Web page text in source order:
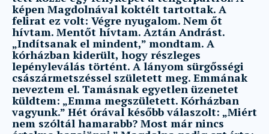
képen Magdolnával koktélt tartottak. A
felirat ez volt: Végre nyugalom. Nem őt
hívtam. Mentőt hívtam. Aztán Andrást.
„Indítsanak el mindent,” mondtam. A
kórházban kiderült, hogy részleges
lepényleválás történt. A lányom sürgősségi
császármetszéssel született meg. Emmának
neveztem el. Tamásnak egyetlen üzenetet
küldtem: „Emma megszületett. Kórházban
vagyunk.” Hét órával később válaszolt: „Miért
nem szóltál hamarabb? Most már nincs